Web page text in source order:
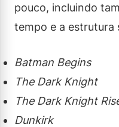
pouco, incluindo
tempo e a estrutura
Batman Begins
The Dark Knight
The Dark Knight
Dunkirk